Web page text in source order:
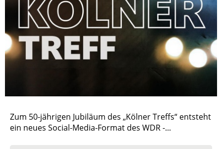
Zum 50-jährigen Jubiläum des „Kölner Treffs“ entsteht
ein neues Social-Media-Format des WDR -...